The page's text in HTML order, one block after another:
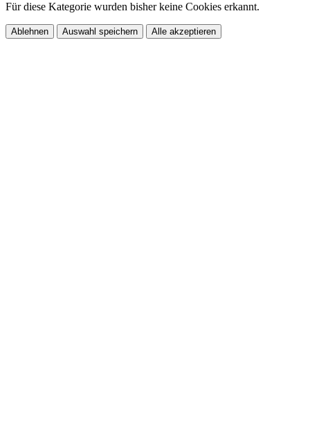
Für diese Kategorie wurden bisher keine Cookies erkannt.
Ablehnen Auswahl speichern Alle akzeptieren